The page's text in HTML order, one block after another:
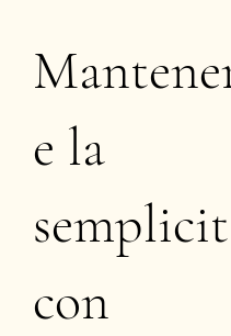
e la
con